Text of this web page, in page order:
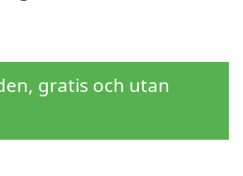
gratis och utan